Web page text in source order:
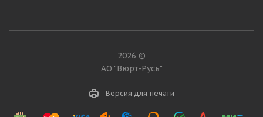
2026 ©
АО "Вюрт-Русь"
Версия для печати